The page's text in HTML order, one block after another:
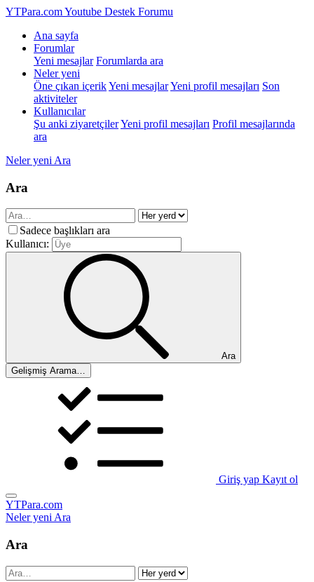
YTPara.comYoutube Destek Forumu
Ana sayfa
Forumlar
Yeni mesajlar Forumlarda ara
Neler yeni
Öne çıkan içerikYeni mesajlarYeni profil mesajları Son
aktiviteler
Kullanıcılar
Şu anki ziyaretçilerYeni profil mesajları Profil mesajlarında
ara
Neler yeni Ara
Ara
Sadece başlıkları ara
Kullanıcı:
Ara
Gelişmiş Arama…
Giriş yap Kayıt ol
YTPara.com
Neler yeniAra
Ara